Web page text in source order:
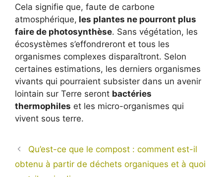
Cela signifie que, faute de carbone
atmosphérique, les plantes ne pourront plus
faire de photosynthèse. Sans végétation, les
écosystèmes s’effondreront et tous les
organismes complexes disparaîtront. Selon
certaines estimations, les derniers organismes
vivants qui pourraient subsister dans un avenir
lointain sur Terre seront bactéries
thermophiles et les micro-organismes qui
vivent sous terre.
Qu’est-ce que le compost : comment est-il
obtenu à partir de déchets organiques et à quoi